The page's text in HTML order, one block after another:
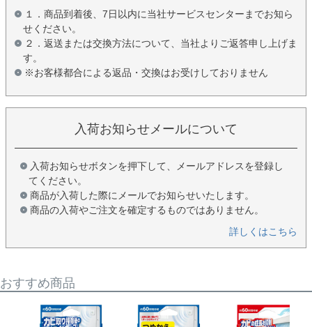
１．商品到着後、7日以内に当社サービスセンターまでお知ら
せください。
２．返送または交換方法について、当社よりご返答申し上げま
す。
※お客様都合による返品・交換はお受けしておりません
入荷お知らせメールについて
入荷お知らせボタンを押下して、メールアドレスを登録し
てください。
商品が入荷した際にメールでお知らせいたします。
商品の入荷やご注文を確定するものではありません。
詳しくはこちら
おすすめ商品